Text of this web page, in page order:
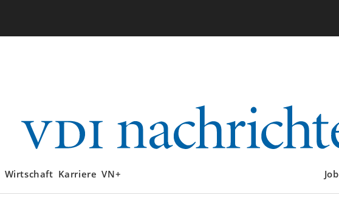
Wirtschaft Karriere VN+